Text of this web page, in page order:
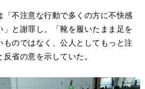
「不注意な行動で多くの方に不快感
」と謝罪し、「靴を履いたまま足を
のではなく、公人としてもっと注
省の意を示していた。